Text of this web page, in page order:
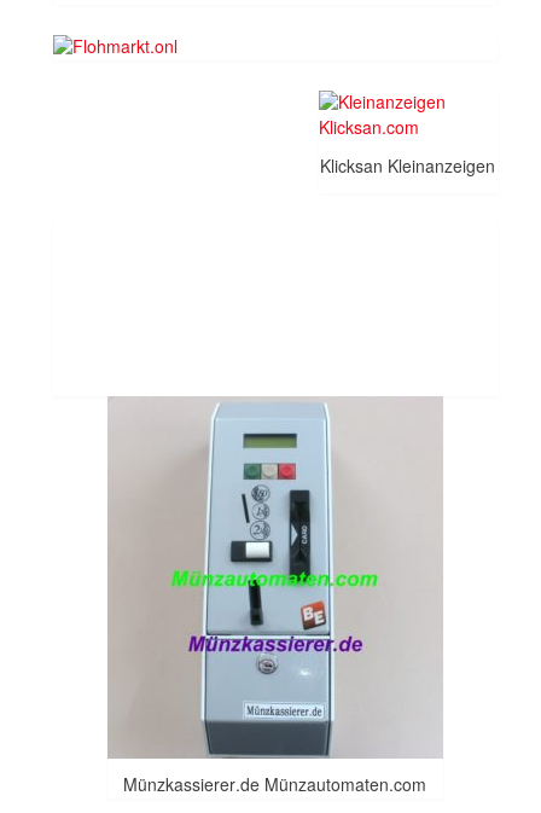
Klicksan Kleinanzeigen
Münzkassierer.de Münzautomaten.com